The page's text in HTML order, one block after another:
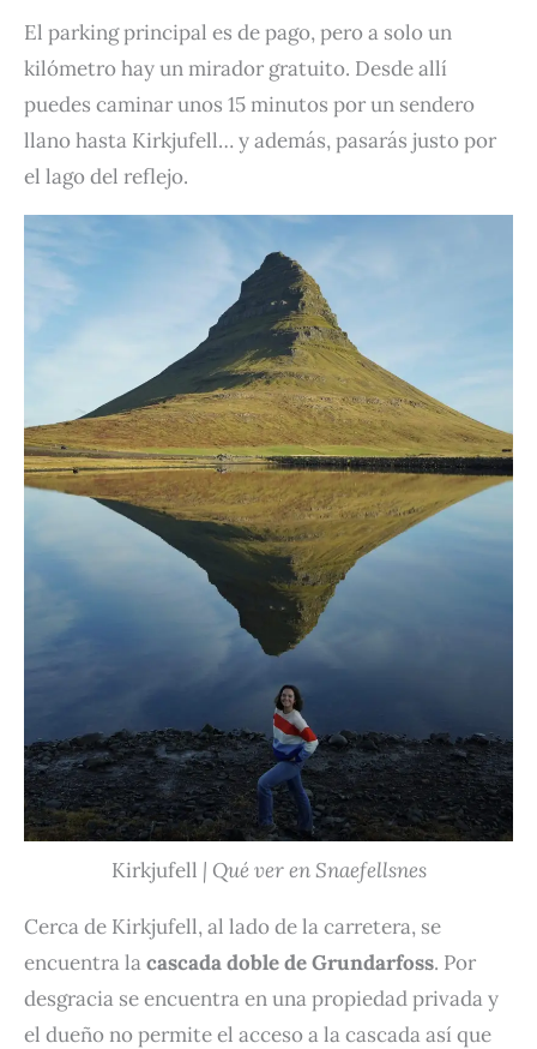
El parking principal es de pago, pero a solo un
kilómetro hay un mirador gratuito. Desde allí
puedes caminar unos 15 minutos por un sendero
llano hasta Kirkjufell… y además, pasarás justo por
el lago del reflejo.
Kirkjufell | Qué ver en Snaefellsnes
Cerca de Kirkjufell, al lado de la carretera, se
encuentra lacascada doble de Grundarfoss. Por
desgracia se encuentra en una propiedad privada y
el dueño no permite el acceso a la cascada así que